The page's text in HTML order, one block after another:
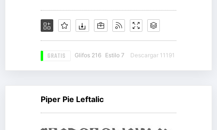
GRATIS Glifos 216 Estilo 7 Descargar 11191
Piper Pie Leftalic